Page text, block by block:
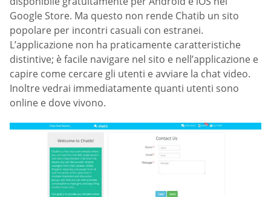
Google Store. Ma questo non rende Chatib un sito
popolare per incontri casuali con estranei.
L’applicazione non ha praticamente caratteristiche
distintive; è facile navigare nel sito e nell’applicazione e
capire come cercare gli utenti e avviare la chat video.
Inoltre vedrai immediatamente quanti utenti sono
online e dove vivono.